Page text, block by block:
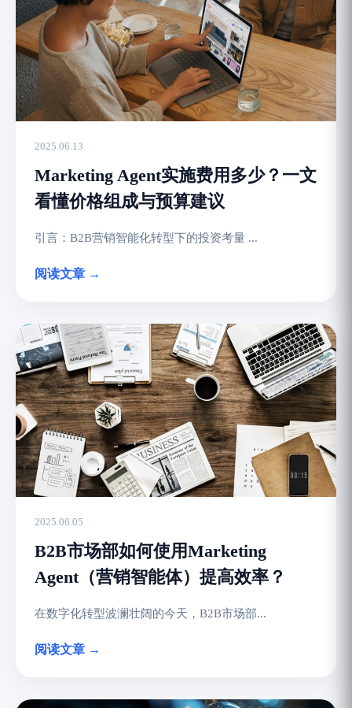
2025.06.13
Marketing Agent实施费用多少？一文
看懂价格组成与预算建议
引言：B2B营销智能化转型下的投资考量 ...
阅读文章 →
2025.06.05
B2B市场部如何使用Marketing
Agent（营销智能体）提高效率？
在数字化转型波澜壮阔的今天，B2B市场部...
阅读文章 →